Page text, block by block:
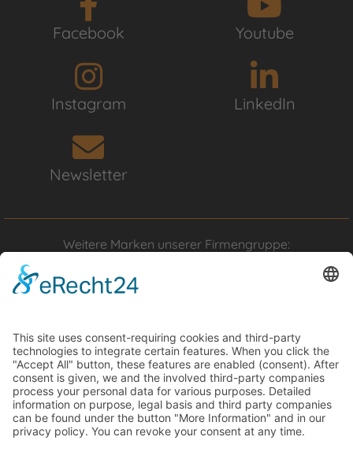
Facebook Youtube
Instagram LinkedIn
Newsletter
Weitere Marken unserer Firmengruppe: